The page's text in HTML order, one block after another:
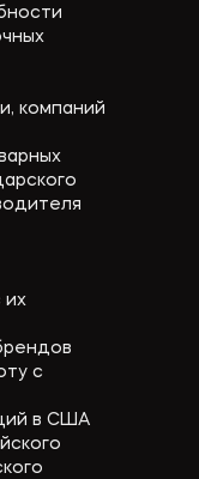
компаний
их
с
в США